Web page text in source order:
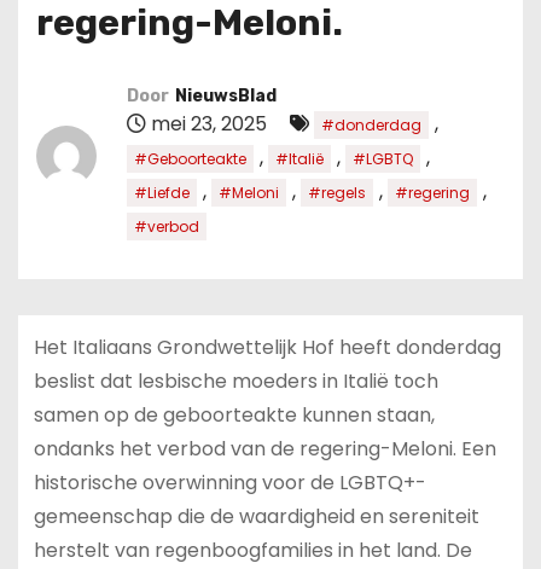
regering-Meloni.
Door NieuwsBlad
mei 23, 2025 #donderdag ,
#Geboorteakte , #Italië , #LGBTQ ,
#Liefde , #Meloni , #regels , #regering ,
#verbod
Het Italiaans Grondwettelijk Hof heeft donderdag
beslist dat lesbische moeders in Italië toch
samen op de geboorteakte kunnen staan,
ondanks het verbod van de regering-Meloni. Een
historische overwinning voor de LGBTQ+-
gemeenschap die de waardigheid en sereniteit
herstelt van regenboogfamilies in het land. De